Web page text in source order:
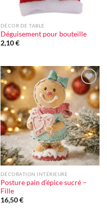
DÉCOR DE TABLE
Déguisement pour bouteille
2,10€
Ajouter
à la liste
d'envie
DÉCORATION INTÉRIEURE
Posture pain d’épice sucré –
Fille
16,50€